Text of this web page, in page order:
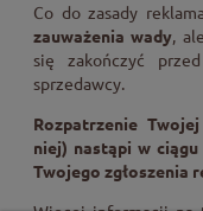
Co do zasady
zauważenia wady,
się zakończyć
sprzedawcy.
Rozpatrzenie
niej) nastąpi w
Twojego zgłoszenia